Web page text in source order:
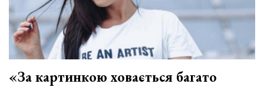
«За картинкою ховається багато